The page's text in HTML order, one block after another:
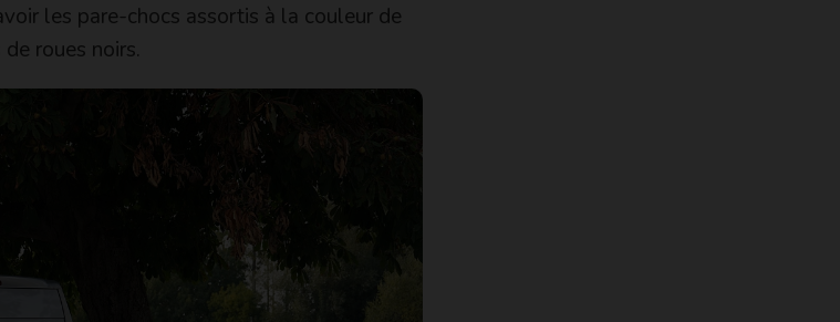
les pare-chocs assortis à la couleur de
roues noirs.